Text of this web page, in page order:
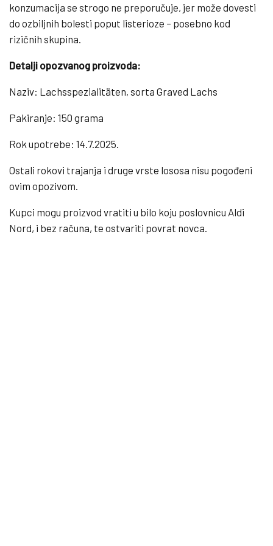
konzumacija se strogo ne preporučuje, jer može dovesti
do ozbiljnih bolesti poput listerioze – posebno kod
rizičnih skupina.
Detalji opozvanog proizvoda:
Naziv: Lachsspezialitäten, sorta Graved Lachs
Pakiranje: 150 grama
Rok upotrebe: 14.7.2025.
Ostali rokovi trajanja i druge vrste lososa nisu pogođeni
ovim opozivom.
Kupci mogu proizvod vratiti u bilo koju poslovnicu Aldi
Nord, i bez računa, te ostvariti povrat novca.